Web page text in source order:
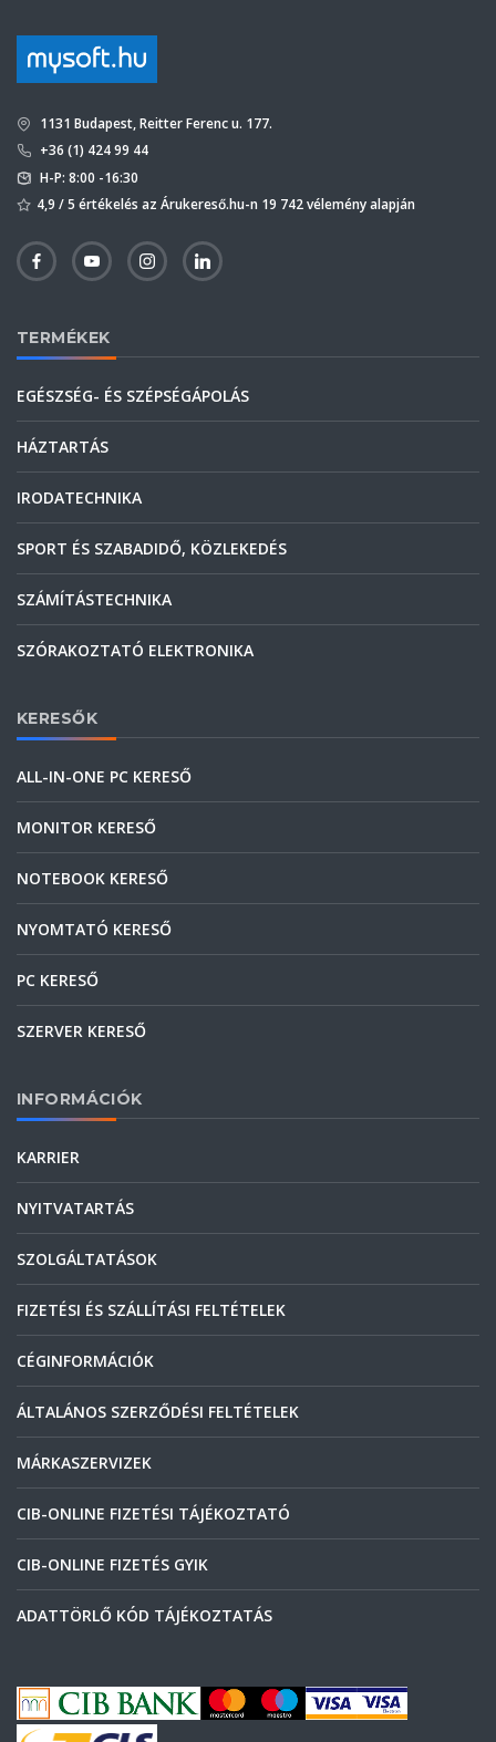
1131 Budapest, Reitter Ferenc u. 177.
+36 (1) 424 99 44
H-P: 8:00 -16:30
4,9 / 5 értékelés az Árukereső.hu-n 19 742 vélemény alapján
TERMÉKEK
EGÉSZSÉG- ÉS SZÉPSÉGÁPOLÁS
HÁZTARTÁS
IRODATECHNIKA
SPORT ÉS SZABADIDŐ, KÖZLEKEDÉS
SZÁMÍTÁSTECHNIKA
SZÓRAKOZTATÓ ELEKTRONIKA
KERESŐK
ALL-IN-ONE PC KERESŐ
MONITOR KERESŐ
NOTEBOOK KERESŐ
NYOMTATÓ KERESŐ
PC KERESŐ
SZERVER KERESŐ
INFORMÁCIÓK
KARRIER
NYITVATARTÁS
SZOLGÁLTATÁSOK
FIZETÉSI ÉS SZÁLLÍTÁSI FELTÉTELEK
CÉGINFORMÁCIÓK
ÁLTALÁNOS SZERZŐDÉSI FELTÉTELEK
MÁRKASZERVIZEK
CIB-ONLINE FIZETÉSI TÁJÉKOZTATÓ
CIB-ONLINE FIZETÉS GYIK
ADATTÖRLŐ KÓD TÁJÉKOZTATÁS